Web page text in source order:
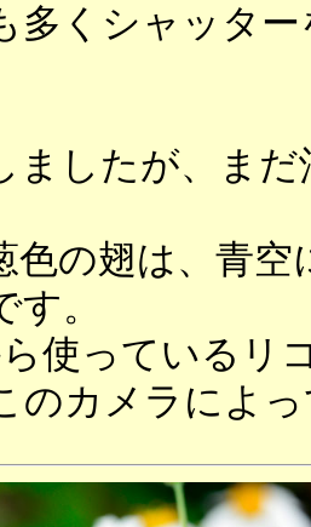
多くシャッタ
ましたが、ま
色の翅は、青
。
使っているリ
のカメラによ